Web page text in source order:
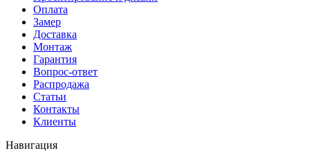
Оплата
Замер
Доставка
Монтаж
Гарантия
Вопрос-ответ
Распродажа
Статьи
Контакты
Клиенты
Навигация